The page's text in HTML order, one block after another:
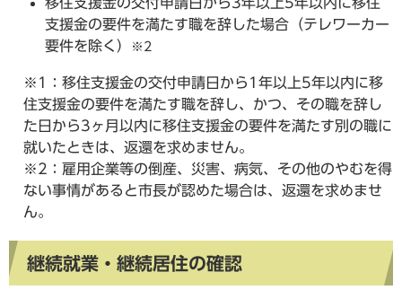
支援金の要件を満たす職を辞した場合（テレワーカー
要件を除く）
※2
※1：移住支援金の交付申請日から1年以上5年以内に移
住支援金の要件を満たす職を辞し、かつ、その職を辞し
た日から3ヶ月以内に移住支援金の要件を満たす別の職に
就いたときは、返還を求めません。
※2：雇用企業等の倒産、災害、病気、その他のやむを得
ない事情があると市長が認めた場合は、返還を求めませ
ん。
継続就業・継続居住の確認